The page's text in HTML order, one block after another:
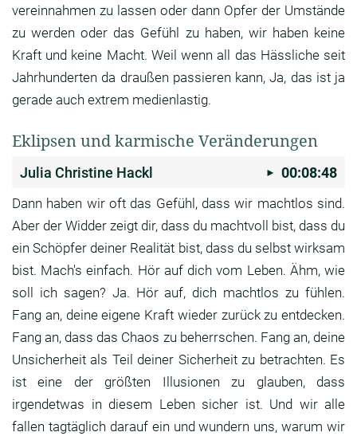
vereinnahmen zu lassen oder dann Opfer der Umstände
zu werden oder das Gefühl zu haben, wir haben keine
Kraft und keine Macht. Weil wenn all das Hässliche seit
Jahrhunderten da draußen passieren kann, Ja, das ist ja
gerade auch extrem medienlastig.
Eklipsen und karmische Veränderungen
Julia Christine Hackl 00:08:48
Dann haben wir oft das Gefühl, dass wir machtlos sind.
Aber der Widder zeigt dir, dass du machtvoll bist, dass du
ein Schöpfer deiner Realität bist, dass du selbst wirksam
bist. Mach's einfach. Hör auf dich vom Leben. Ähm, wie
soll ich sagen? Ja. Hör auf, dich machtlos zu fühlen.
Fang an, deine eigene Kraft wieder zurück zu entdecken.
Fang an, dass das Chaos zu beherrschen. Fang an, deine
Unsicherheit als Teil deiner Sicherheit zu betrachten. Es
ist eine der größten Illusionen zu glauben,
dass
irgendetwas in diesem Leben sicher ist. Und wir alle
fallen tagtäglich darauf ein und wundern uns, warum wir